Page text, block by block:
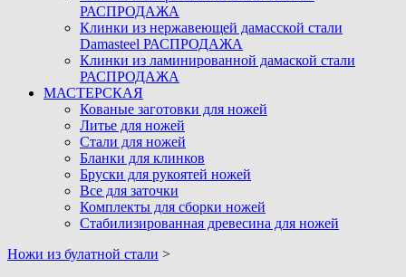
РАСПРОДАЖА
Клинки из нержавеющей дамасской стали
Damasteel РАСПРОДАЖА
Клинки из ламинированной дамаской стали
РАСПРОДАЖА
МАСТЕРСКАЯ
Кованые заготовки для ножей
Литье для ножей
Стали для ножей
Бланки для клинков
Бруски для рукоятей ножей
Все для заточки
Комплекты для сборки ножей
Стабилизированная древесина для ножей
Ножи из булатной стали >